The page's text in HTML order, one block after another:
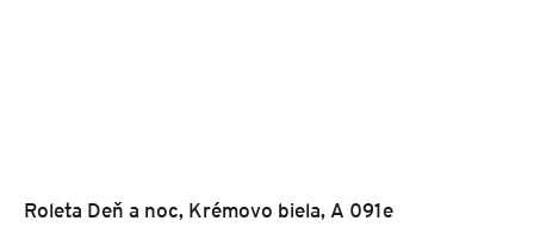
Roleta Deň a noc, Krémovo biela, A 091e